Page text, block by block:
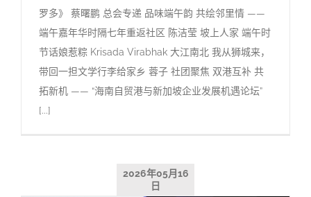
罗多》 蔡曙鹏 总会专递 品味端午韵 共绘邻里情 ——
端午嘉年华时隔七年重返社区 陈洁莹 坡上人家 端午时
节话娘惹粽 Krisada Virabhak 大江南北 我从狮城来，
带回一担文学行李给家乡 蓉子 社团聚焦 双港互补 共
拓新机 —— “海南自贸港与新加坡企业发展机遇论坛”
[...]
2026年05月16
日